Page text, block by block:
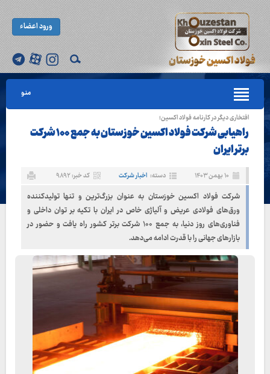
ورود اعضاء
منو
افتخاری دیگر در کارنامه فولاد اکسین؛
راهیابی شرکت فولاد اکسین خوزستان به جمع ۱۰۰ شرکت
برتر ایران
۱۰ بهمن ۱۴۰۳ دسته: اخبار شرکت کد خبر: ۹۸۹۲
شرکت فولاد اکسین خوزستان به‌ عنوان بزرگ‌‎ترین و تنها تولیدکننده
ورق‌های فولادی عریض و آلیاژی خاص در ایران با تکیه بر توان داخلی و
فناوری‌های روز دنیا، به جمع ۱۰۰ شرکت برتر کشور راه یافت و حضور در
بازارهای جهانی را با قدرت ادامه می‌دهد.